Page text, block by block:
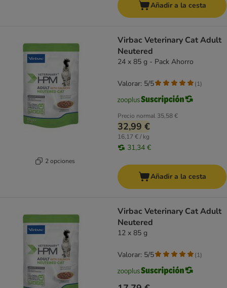
Añadir a la cesta
2 opciones
Virbac Veterinary Cat Adult
Neutered
24 x 85 g - Pack Ahorro
Precio normal 35,58 €
32,99 €
16,17 € / kg
31,34 €
Valorar: 5/5 (1)
Añadir a la cesta
Virbac Veterinary Cat Adult
Neutered
12 x 85 g
Valorar: 5/5 (1)